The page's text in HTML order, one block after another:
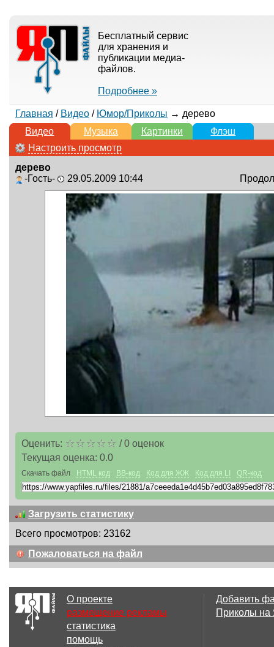
Бесплатный сервис
для хранения и
публикации медиа-
файлов.
Подробнее »
Главная / Видео/ Юмор/Приколы → дерево
Видео
Музыка Картинки
Флэш
Настроить просмотр
дерево
-Гость-
29.05.2009 10:44
Оценить: /0оценок
Текущая оценка: 0.0
Скачать файл HTML код BB-код Код для ЖЖ Код для LI QR-код
Загрузить статистику
Всего просмотров: 23162
Пожаловаться на файл
О проекте
размещение рекламы
статистика
помощь
Добавить
Приколы